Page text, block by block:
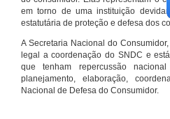
em torno de uma instituição
estatutária de proteção e defesa dos
A Secretaria Nacional do
legal a coordenação do SNDC e
que tenham repercussão
planejamento, elaboração,
Nacional de Defesa do Consumidor.